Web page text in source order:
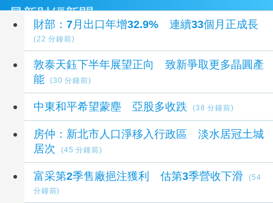
最新財經新聞
財部：7月出口年增32.9% 連續33個月正成長
(22 分鐘前)
敦泰天鈺下半年展望正向 致新爭取更多晶圓產
能
(30 分鐘前)
中東和平希望蒙塵 亞股多收跌 (38 分鐘前)
房仲：新北市人口淨移入行政區 淡水居冠土城
居次
(45 分鐘前)
富采第2季售廠挹注獲利 估第3季營收下滑
(54
分鐘前)